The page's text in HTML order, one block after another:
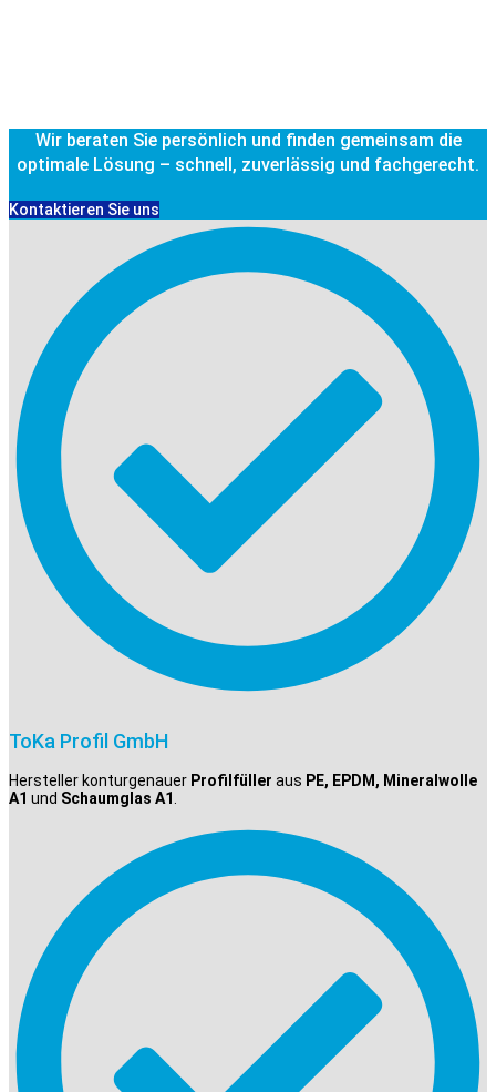
Wir beraten Sie persönlich und finden gemeinsam die
optimale Lösung – schnell, zuverlässig und fachgerecht.
Kontaktieren Sie uns
ToKa Profil GmbH
Hersteller konturgenauer Profilfüller aus PE, EPDM, Mineralwolle
A1 und Schaumglas A1.